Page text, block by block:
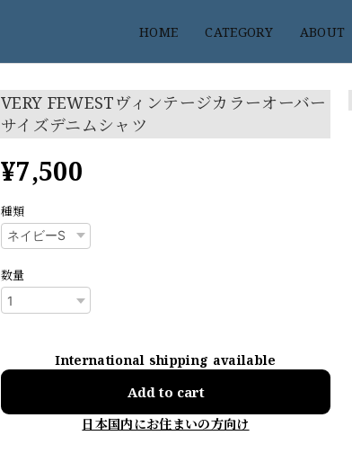
HOME CATEGORY ABOUT
VERY FEWESTヴィンテージカラーオーバー
サイズデニムシャツ
¥7,500
種類
数量
International shipping available
Add to cart
日本国内にお住まいの方向け